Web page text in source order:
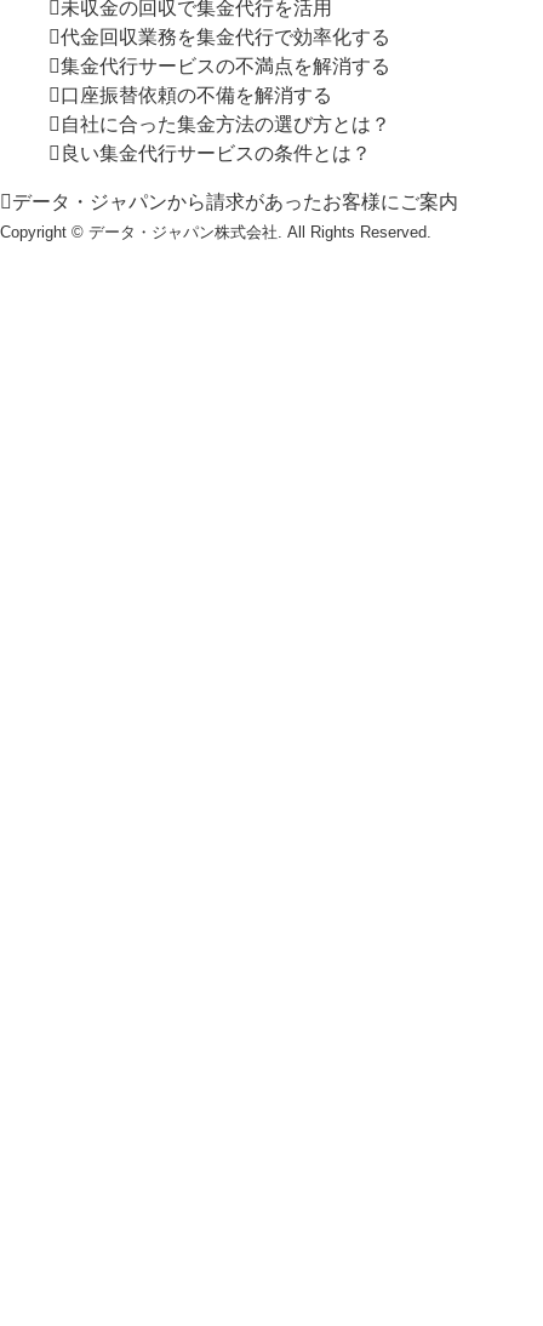
未収金の回収で集金代行を活用
代金回収業務を集金代行で効率化する
集金代行サービスの不満点を解消する
口座振替依頼の不備を解消する
自社に合った集金方法の選び方とは？
良い集金代行サービスの条件とは？
データ・ジャパンから請求があったお客様にご案内
Copyright © データ・ジャパン株式会社. All Rights Reserved.